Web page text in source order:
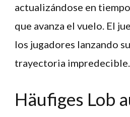
actualizándose en
que avanza el vuelo. El
los jugadores lanzando
trayectoria impredecible.
Häufiges Lob